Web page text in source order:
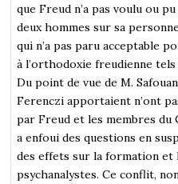
que Freud n’a pas voulu ou
deux hommes sur sa
qui n’a pas paru acceptable
à l’orthodoxie freudienne tels
Du point de vue de M.
Ferenczi apportaient n’ont
par Freud et les membres
a enfoui des questions en
des effets sur la formation et
psychanalystes. Ce conflit,